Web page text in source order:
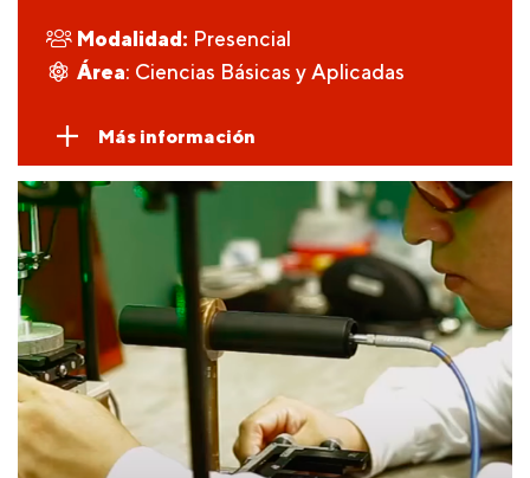
Modalidad: Presencial
Área: Ciencias Básicas y Aplicadas
Más información